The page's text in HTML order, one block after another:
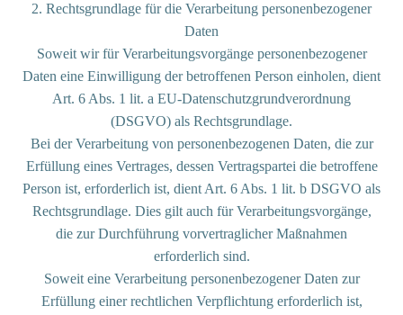
2. Rechtsgrundlage für die Verarbeitung personenbezogener
Daten
Soweit wir für Verarbeitungsvorgänge personenbezogener
Daten eine Einwilligung der betroffenen Person einholen, dient
Art. 6 Abs. 1 lit. a EU-Datenschutzgrundverordnung
(DSGVO) als Rechtsgrundlage.
Bei der Verarbeitung von personenbezogenen Daten, die zur
Erfüllung eines Vertrages, dessen Vertragspartei die betroffene
Person ist, erforderlich ist, dient Art. 6 Abs. 1 lit. b DSGVO als
Rechtsgrundlage. Dies gilt auch für Verarbeitungsvorgänge,
die zur Durchführung vorvertraglicher Maßnahmen
erforderlich sind.
Soweit eine Verarbeitung personenbezogener Daten zur
Erfüllung einer rechtlichen Verpflichtung erforderlich ist,